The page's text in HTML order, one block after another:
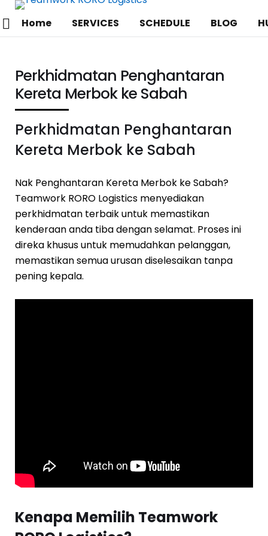
Home SERVICES SCHEDULE BLOG
Perkhidmatan Penghantaran
Kereta Merbok ke Sabah
Perkhidmatan Penghantaran
Kereta Merbok ke Sabah
Nak Penghantaran Kereta Merbok ke Sabah?
Teamwork RORO Logistics menyediakan
perkhidmatan terbaik untuk memastikan
kenderaan anda tiba dengan selamat. Proses ini
direka khusus untuk memudahkan pelanggan,
memastikan semua urusan diselesaikan tanpa
pening kepala.
Kenapa Memilih Teamwork